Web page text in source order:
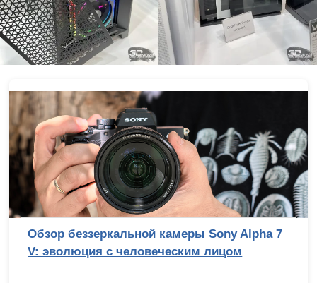
камеры Sony Alpha 7
с человеческим лицом